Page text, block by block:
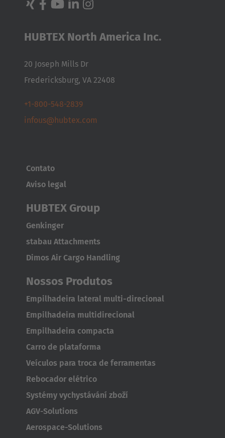
HUBTEX North America Inc.
20 Joseph Mills Dr
Fredericksburg, VA 22408
+1-800-548-2839
infous@hubtex.com
Contato
Aviso legal
HUBTEX Group
Genkinger
stabau Attachments
Dimos Air Cargo Handling
Nossos Produtos
Empilhadeira lateral multi-direcional
Empilhadeira multidirecional
Empilhadeira compacta
Carro de plataforma
Veículos para troca de ferramentas
Rebocador elétrico
Systémy vychystávání zboží
AGV-Solutions
Aerospace-Solutions